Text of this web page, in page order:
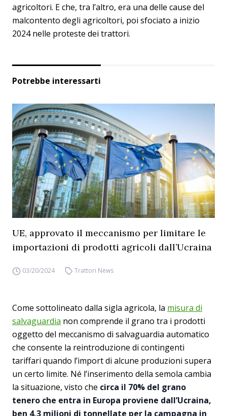
agricoltori. E che, tra l’altro, era una delle cause del
malcontento degli agricoltori, poi sfociato a inizio
2024 nelle proteste dei trattori.
Potrebbe interessarti
UE, approvato il meccanismo per limitare le
importazioni di prodotti agricoli dall’Ucraina
03/20/2024 Trattori News
Come sottolineato dalla sigla agricola, la misura di
salvaguardia non comprende il grano tra i prodotti
oggetto del meccanismo di salvaguardia automatico
che consente la reintroduzione di contingenti
tariffari quando l’import di alcune produzioni supera
un certo limite. Né l’inserimento della semola cambia
la situazione, visto che circa il 70% del grano
tenero che entra in Europa proviene dall’Ucraina,
ben 4,3 milioni di tonnellate per la campagna in